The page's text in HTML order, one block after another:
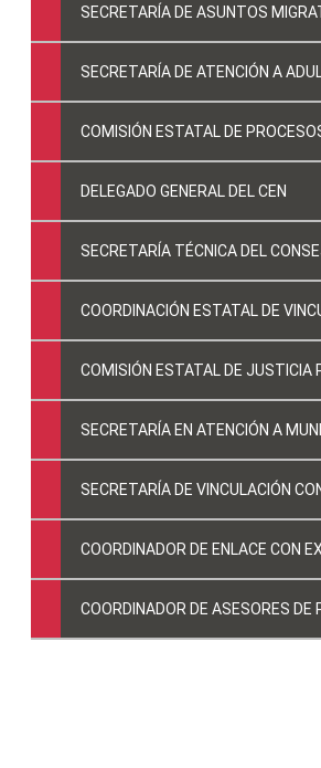
SECRETARÍA DE ASUNTOS
SECRETARÍA DE ATENCIÓN A
COMISIÓN ESTATAL DE
DELEGADO GENERAL DEL CEN
SECRETARÍA TÉCNICA DEL
COORDINACIÓN ESTATAL DE
COMISIÓN ESTATAL DE JUSTICIA
SECRETARÍA EN ATENCIÓN A
SECRETARÍA DE VINCULACIÓN
COORDINADOR DE ENLACE CON
COORDINADOR DE ASESORES DE